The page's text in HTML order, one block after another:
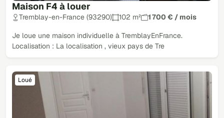
Maison F4 à louer
Tremblay-en-France (93290) 102 m² 1 700 € / mois
Je loue une maison individuelle à Tremblay­En­France.
Localisation : La localisation , vieux pays de Tre
Loué